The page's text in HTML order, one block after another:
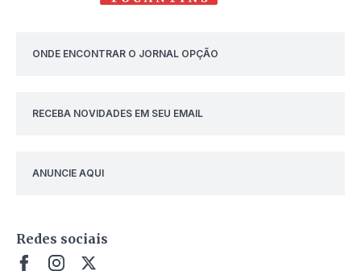
ONDE ENCONTRAR O JORNAL OPÇÃO
RECEBA NOVIDADES EM SEU EMAIL
ANUNCIE AQUI
Redes sociais